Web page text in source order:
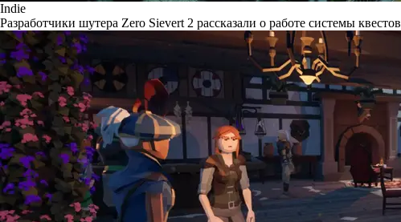
Indie
Разработчики шутера Zero Sievert 2 рассказали о работе системы квестов